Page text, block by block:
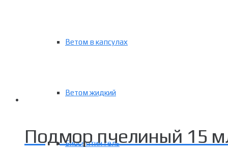
Ветом в капсулах
Ветом жидкий
Биосептин гель
Подмор пчелиный 15